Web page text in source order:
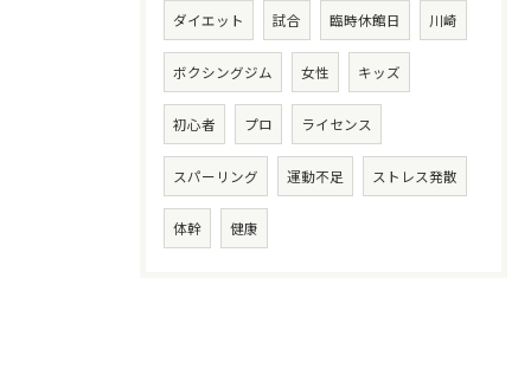
ダイエット 試合 臨時休館日 川崎
ボクシングジム 女性 キッズ
初心者 プロ ライセンス
スパーリング 運動不足 ストレス発散
体幹 健康